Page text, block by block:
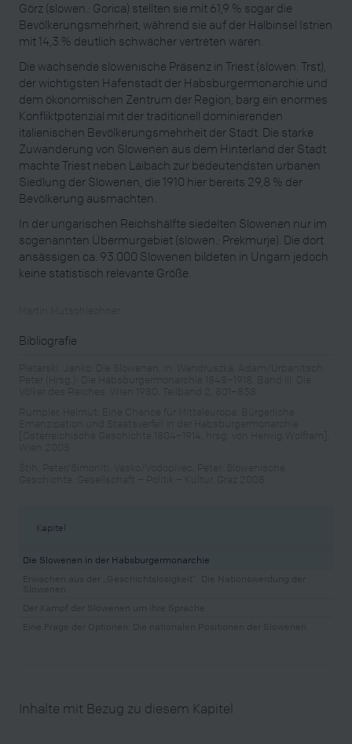
Görz (slowen.: Gorica) stellten sie mit 61,9 % sogar die
Bevölkerungsmehrheit, während sie auf der Halbinsel Istrien
mit 14,3 % deutlich schwächer vertreten waren.
Die wachsende slowenische Präsenz in Triest (slowen. Trst),
der wichtigsten Hafenstadt der Habsburgermonarchie und
dem ökonomischen Zentrum der Region, barg ein enormes
Konfliktpotenzial mit der traditionell dominierenden
italienischen Bevölkerungsmehrheit der Stadt. Die starke
Zuwanderung von Slowenen aus dem Hinterland der Stadt
machte Triest neben Laibach zur bedeutendsten urbanen
Siedlung der Slowenen, die 1910 hier bereits 29,8 % der
Bevölkerung ausmachten.
In der ungarischen Reichshälfte siedelten Slowenen nur im
sogenannten Übermurgebiet (slowen.: Prekmurje). Die dort
ansässigen ca. 93.000 Slowenen bildeten in Ungarn jedoch
keine statistisch relevante Größe.
Bibliografie
Kapitel
Die Slowenen in der Habsburgermonarchie
Inhalte mit Bezug zu diesem Kapitel